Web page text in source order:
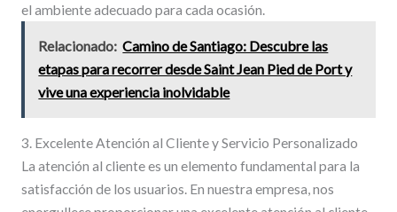
el ambiente adecuado para cada ocasión.
Relacionado: Camino de Santiago: Descubre las
etapas para recorrer desde Saint Jean Pied de Port y
vive una experiencia inolvidable
3. Excelente Atención al Cliente y Servicio Personalizado
La atención al cliente es un elemento fundamental para la
satisfacción de los usuarios. En nuestra empresa, nos